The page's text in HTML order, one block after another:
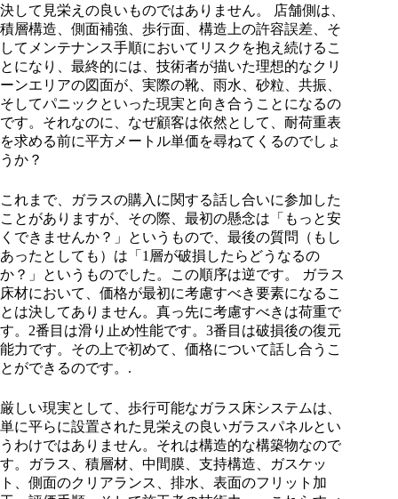
決して見栄えの良いものではありません。 店舗側は、
積層構造、側面補強、歩行面、構造上の許容誤差、そ
してメンテナンス手順においてリスクを抱え続けるこ
とになり、最終的には、技術者が描いた理想的なクリ
ーンエリアの図面が、実際の靴、雨水、砂粒、共振、
そしてパニックといった現実と向き合うことになるの
です。それなのに、なぜ顧客は依然として、耐荷重表
を求める前に平方メートル単価を尋ねてくるのでしょ
うか？
これまで、ガラスの購入に関する話し合いに参加した
ことがありますが、その際、最初の懸念は「もっと安
くできませんか？」というもので、最後の質問（もし
あったとしても）は「1層が破損したらどうなるの
か？」というものでした。この順序は逆です。 ガラス
床材において、価格が最初に考慮すべき要素になるこ
とは決してありません。真っ先に考慮すべきは荷重で
す。2番目は滑り止め性能です。3番目は破損後の復元
能力です。その上で初めて、価格について話し合うこ
とができるのです。.
厳しい現実として、歩行可能なガラス床システムは、
単に平らに設置された見栄えの良いガラスパネルとい
うわけではありません。それは構造的な構築物なので
す。ガラス、積層材、中間膜、支持構造、ガスケッ
ト、側面のクリアランス、排水、表面のフリット加